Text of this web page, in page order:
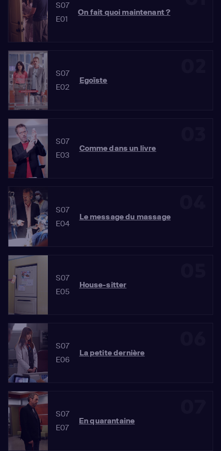
S07
E01
On fait quoi maintenant ?
S07
E02
Egoïste
S07
E03
Comme dans un livre
S07
E04
Le message du massage
S07
E05
House-sitter
S07
E06
La petite dernière
S07
E07
En quarantaine